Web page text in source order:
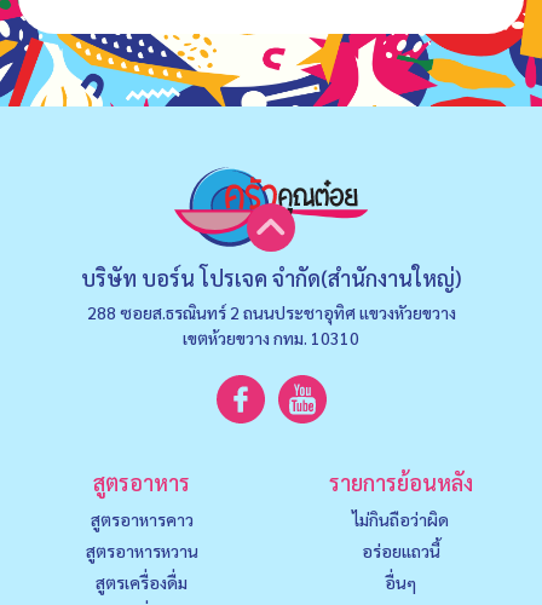
บริษัท บอร์น โปรเจค จำกัด(สำนักงานใหญ่)
288 ซอยส.ธรณินทร์ 2 ถนนประชาอุทิศ แขวงหัวยขวาง
เขตห้วยขวาง กทม. 10310
สูตรอาหาร
สูตรอาหารคาว
สูตรอาหารหวาน
สูตรเครื่องดื่ม
รายการย้อนหลัง
ไม่กินถือว่าผิด
อร่อยแถวนี้
อื่นๆ